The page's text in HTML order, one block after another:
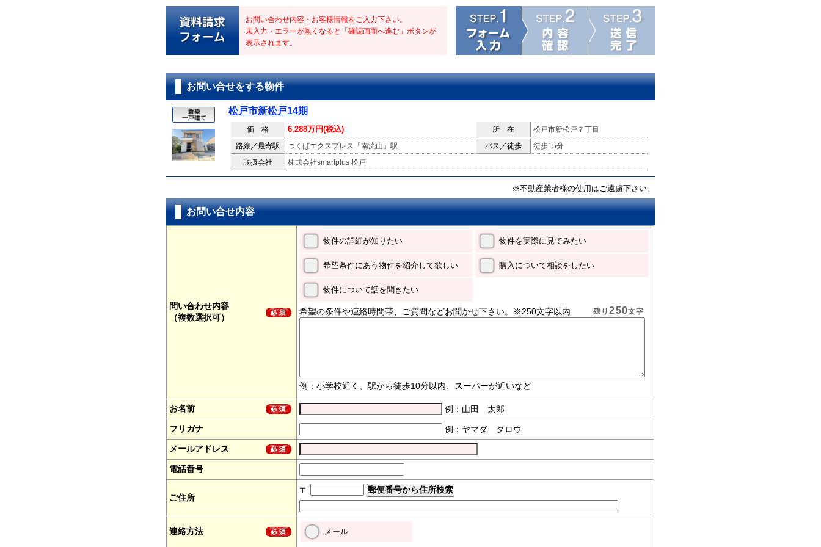
お問い合わせ内容・お客様情報をご入力下さい。
未入力・エラーが無くなると「確認画面へ進む」ボタンが
表示されます。
お問い合せをする物件
松戸市新松戸14期
価 格 6,288万円(税込) 所 在
松戸市新松戸７丁目
路線／最寄駅
つくばエクスプレス「南流山」駅 バス／徒歩
徒歩15分
取扱会社
株式会社smartplus 松戸
※不動産業者様の使用はご遠慮下さい。
お問い合せ内容
問い合わせ内容
（複数選択可）
物件の詳細が知りたい 物件を実際に見てみたい
希望条件にあう物件を紹介して欲しい 購入について相談をしたい
物件について話を聞きたい
希望の条件や連絡時間帯、ご質問などお聞かせ下さい。※250文字以内
例：小学校近く、駅から徒歩10分以内、スーパーが近いなど
残り250文字
お名前
例：山田 太郎
フリガナ
例：ヤマダ タロウ
メールアドレス
電話番号
ご住所
〒
連絡方法 メール